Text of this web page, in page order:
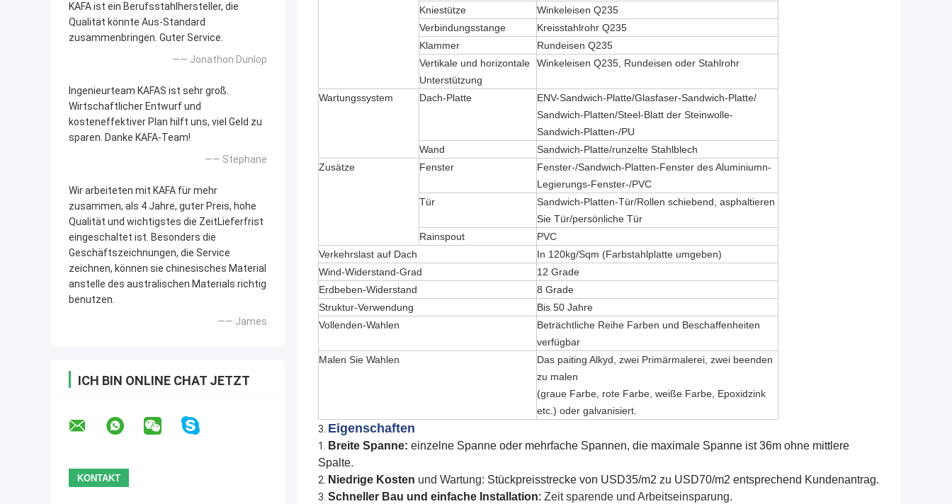
KAFA ist ein Berufsstahlhersteller, die
Qualität könnte Aus-Standard
zusammenbringen. Guter Service.
—— Jonathon Dunlop
Ingenieurteam KAFAS ist sehr groß.
Wirtschaftlicher Entwurf und
kosteneffektiver Plan hilft uns, viel Geld zu
sparen. Danke KAFA-Team!
—— Stephane
Wir arbeiteten mit KAFA für mehr
zusammen, als 4 Jahre, guter Preis, hohe
Qualität und wichtigstes die ZeitLieferfrist
eingeschaltet ist. Besonders die
Geschäftszeichnungen, die Service
zeichnen, können sie chinesisches Material
anstelle des australischen Materials richtig
benutzen.
—— James
ICH BIN ONLINE CHAT JETZT
Kniestütze
Winkeleisen Q235
Verbindungsstange
Kreisstahlrohr Q235
Klammer
Rundeisen Q235
Vertikale und horizontale
Unterstützung
Winkeleisen Q235, Rundeisen oder Stahlrohr
Wartungssystem Dach-Platte
ENV-Sandwich-Platte/Glasfaser-Sandwich-Platte/
Sandwich-Platten/Steel-Blatt der Steinwolle-
Sandwich-Platten-/PU
Wand
Sandwich-Platte/runzelte Stahlblech
Zusätze
Fenster
Fenster-/Sandwich-Platten-Fenster des Aluminiumn-
Legierungs-Fenster-/PVC
Tür
Sandwich-Platten-Tür/Rollen schiebend, asphaltieren
Sie Tür/persönliche Tür
Rainspout
PVC
Verkehrslast auf Dach
In 120kg/Sqm (Farbstahlplatte umgeben)
Wind-Widerstand-Grad
12 Grade
Erdbeben-Widerstand
8 Grade
Struktur-Verwendung
Bis 50 Jahre
Vollenden-Wahlen
Beträchtliche Reihe Farben und Beschaffenheiten
verfügbar
Malen Sie Wahlen
Das paiting Alkyd, zwei Primärmalerei, zwei beenden
zu malen
(graue Farbe, rote Farbe, weiße Farbe, Epoxidzink
etc.) oder galvanisiert.
3. Eigenschaften
1. Breite Spanne: einzelne Spanne oder mehrfache Spannen, die maximale Spanne ist 36m ohne mittlere
Spalte.
2. Niedrige Kosten und Wartung: Stückpreisstrecke von USD35/m2 zu USD70/m2 entsprechend Kundenantrag.
3. Schneller Bau und einfache Installation: Zeit sparende und Arbeitseinsparung.